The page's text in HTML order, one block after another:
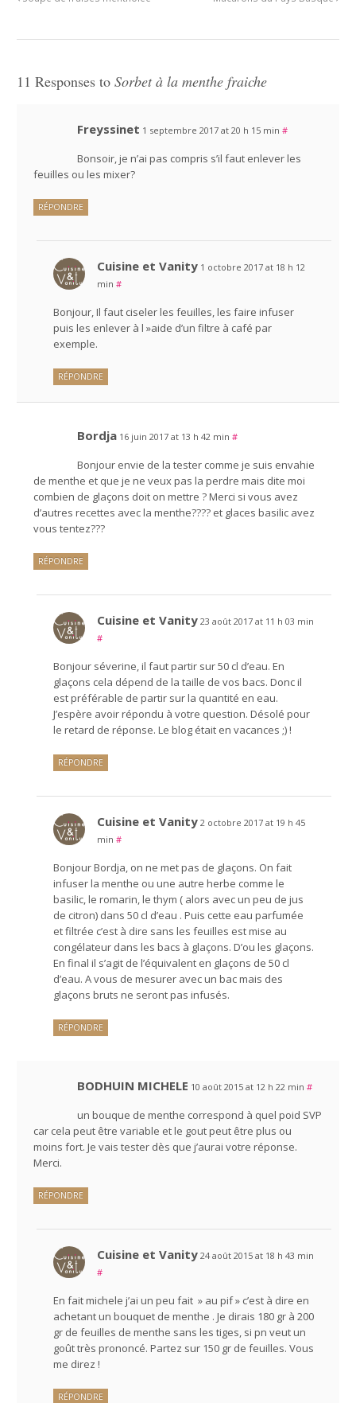
11 Responses toSorbet à la menthe fraiche
Freyssinet 1 septembre 2017 at 20 h 15 min #
Bonsoir, je n’ai pas compris s’il faut enlever les
feuilles ou les mixer?
RÉPONDRE
Cuisine et Vanity 1 octobre 2017 at 18 h 12
min #
Bonjour, Il faut ciseler les feuilles, les faire infuser
puis les enlever à l »aide d’un filtre à café par
exemple.
RÉPONDRE
Bordja 16 juin 2017 at 13 h 42 min #
Bonjour envie de la tester comme je suis envahie
de menthe et que je ne veux pas la perdre mais dite moi
combien de glaçons doit on mettre ? Merci si vous avez
d’autres recettes avec la menthe???? et glaces basilic avez
vous tentez???
RÉPONDRE
Cuisine et Vanity 23 août 2017 at 11 h 03 min
#
Bonjour séverine, il faut partir sur 50 cl d’eau. En
glaçons cela dépend de la taille de vos bacs. Donc il
est préférable de partir sur la quantité en eau.
J’espère avoir répondu à votre question. Désolé pour
le retard de réponse. Le blog était en vacances ;) !
RÉPONDRE
Cuisine et Vanity 2 octobre 2017 at 19 h 45
min #
Bonjour Bordja, on ne met pas de glaçons. On fait
infuser la menthe ou une autre herbe comme le
basilic, le romarin, le thym ( alors avec un peu de jus
de citron) dans 50 cl d’eau . Puis cette eau parfumée
et filtrée c’est à dire sans les feuilles est mise au
congélateur dans les bacs à glaçons. D’ou les glaçons.
En final il s’agit de l’équivalent en glaçons de 50 cl
d’eau. A vous de mesurer avec un bac mais des
glaçons bruts ne seront pas infusés.
RÉPONDRE
BODHUIN MICHELE 10 août 2015 at 12 h 22 min #
un bouque de menthe correspond à quel poid SVP
car cela peut être variable et le gout peut être plus ou
moins fort. Je vais tester dès que j’aurai votre réponse.
Merci.
RÉPONDRE
Cuisine et Vanity 24 août 2015 at 18 h 43 min
#
En fait michele j’ai un peu fait » au pif » c’est à dire en
achetant un bouquet de menthe . Je dirais 180 gr à 200
gr de feuilles de menthe sans les tiges, si pn veut un
goût très prononcé. Partez sur 150 gr de feuilles. Vous
me direz !
RÉPONDRE